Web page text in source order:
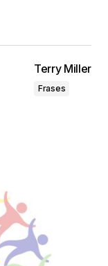
Terry Miller
Frases